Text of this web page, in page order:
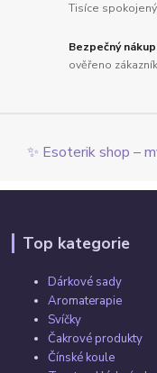
Tisíce
Bezpečný nákup
ověřeno
✨ Esoterik shop –
Top kategorie
Dárkové sady
Aromaterapie
Svíčky
Čakrové produkty
Čínské koule